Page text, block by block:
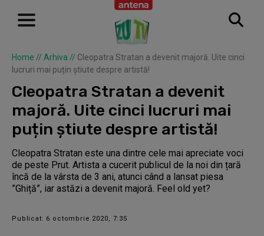
Home // Arhiva // Cleopatra Stratan a devenit majoră. Uite cinci
lucruri mai puțin știute despre artistă!
Cleopatra Stratan a devenit
majoră. Uite cinci lucruri mai
puțin știute despre artistă!
Cleopatra Stratan este una dintre cele mai apreciate voci
de peste Prut. Artista a cucerit publicul de la noi din țară
încă de la vârsta de 3 ani, atunci când a lansat piesa
”Ghiță”, iar astăzi a devenit majoră. Feel old yet?
Publicat: 6 octombrie 2020, 7:35